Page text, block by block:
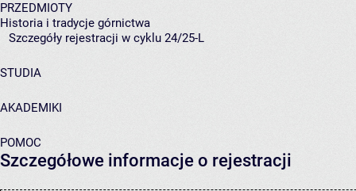
PRZEDMIOTY
Historia i tradycje górnictwa
Szczegóły rejestracji w cyklu 24/25-L
STUDIA
AKADEMIKI
POMOC
Szczegółowe informacje o rejestracji